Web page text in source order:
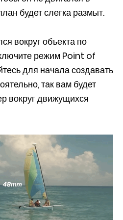
будет слегка размыт.
вокруг объекта по
режим Point of
для начала создавать
так вам будет
вокруг движущихся